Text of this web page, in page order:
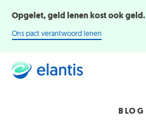
Opgelet, geld lenen kost ook geld.
Ons pact verantwoord lenen
BLOG